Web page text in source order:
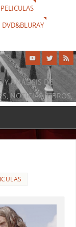
PELICULAS
DVD&BLURAY
Y ANÁLISIS DE
NOTICIAS, LIBROS,
QUE RODEA AL